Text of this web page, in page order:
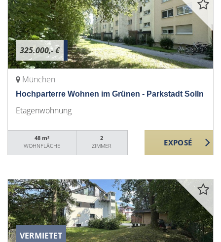
325.000,- €
München
Hochparterre Wohnen im Grünen - Parkstadt Solln
Etagenwohnung
48 m²
WOHNFLÄCHE
2
ZIMMER
VERMIETET